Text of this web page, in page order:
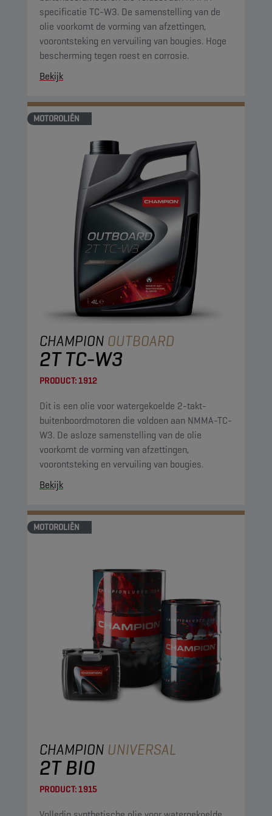
specificatie TC-W3. De samenstelling van de
olie voorkomt de vorming van afzettingen,
voorontsteking en vervuiling van bougies. Hoge
bescherming tegen roest en corrosie.
Bekijk
MOTOROLIËN
CHAMPION OUTBOARD
2T TC-W3
PRODUCT:1912
Dit is een olie voor watergekoelde 2-takt-
buitenboordmotoren die voldoen aan NMMA-TC-
W3. De asloze samenstelling van de olie
voorkomt de vorming van afzettingen,
voorontsteking en vervuiling van bougies.
Bekijk
MOTOROLIËN
CHAMPION UNIVERSAL
2T BIO
PRODUCT:1915